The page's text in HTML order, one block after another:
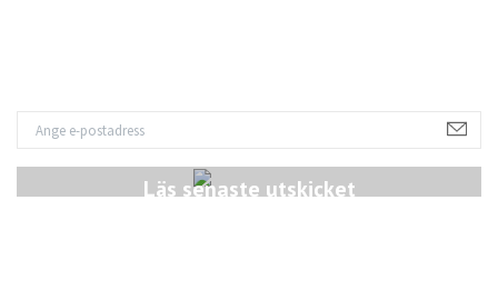
Läs senaste utskicket